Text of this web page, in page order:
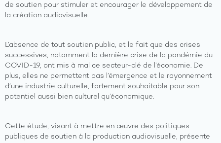
de soutien pour stimuler et encourager le développement de
la création audiovisuelle.
L’absence de tout soutien public, et le fait que des crises
successives, notamment la dernière crise de la pandémie du
COVID-19, ont mis à mal ce secteur-clé de l’économie. De
plus, elles ne permettent pas l’émergence et le rayonnement
d’une industrie culturelle, fortement souhaitable pour son
potentiel aussi bien culturel qu’économique.
Cette étude, visant à mettre en œuvre des politiques
publiques de soutien à la production audiovisuelle, présente